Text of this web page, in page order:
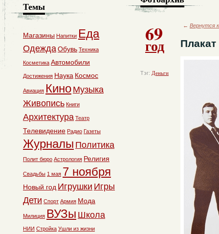
69
год
Тэг: Деньги
← Вернутся
Темы
Магазины Напитки Еда
ОдеждаОбувь Техника
Косметика Автомобили
Достижения Наука Космос
Авиация Кино Музыка
Живопись Книги
Архитектура Театр
Телевидение Радио Газеты
Журналы Политика
Полит бюро Астрология Религия
Свадьбы 1 мая 7 ноября
Новый год Игрушки Игры
Дети Спорт Армия Мода
Милиция ВУЗы Школа
НИИ Стройка Ушли из жизни